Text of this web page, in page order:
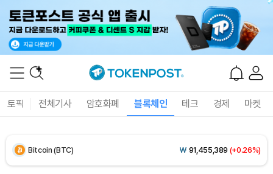
토픽 전체기사 암호화폐 블록체인 테크 경제 마켓
Bitcoin (BTC) ₩ 91,455,389 (+0.26%)